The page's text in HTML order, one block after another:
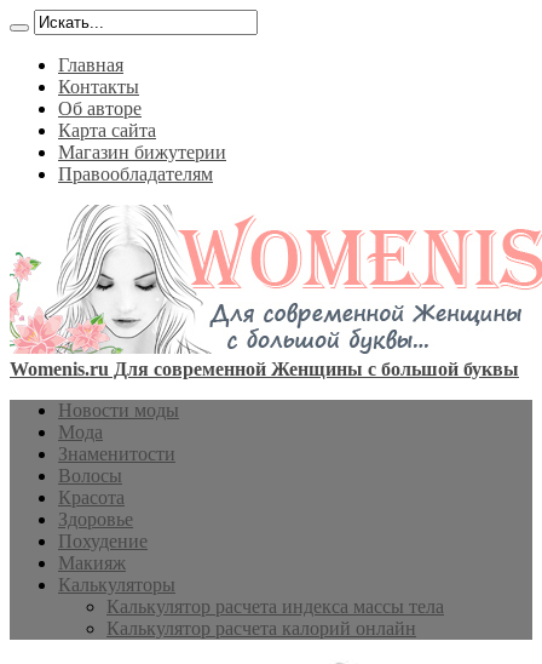
Главная
Контакты
Об авторе
Карта сайта
Магазин бижутерии
Правообладателям
Womenis.ru Для современной Женщины с большой буквы
Новости моды
Мода
Знаменитости
Волосы
Красота
Здоровье
Похудение
Макияж
Калькуляторы
Калькулятор расчета индекса массы тела
Калькулятор расчета калорий онлайн